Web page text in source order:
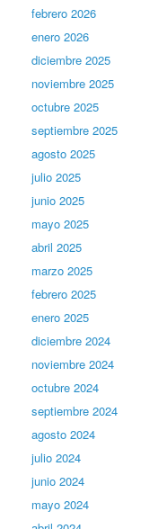
febrero 2026
enero 2026
diciembre 2025
noviembre 2025
octubre 2025
septiembre 2025
agosto 2025
julio 2025
junio 2025
mayo 2025
abril 2025
marzo 2025
febrero 2025
enero 2025
diciembre 2024
noviembre 2024
octubre 2024
septiembre 2024
agosto 2024
julio 2024
junio 2024
mayo 2024